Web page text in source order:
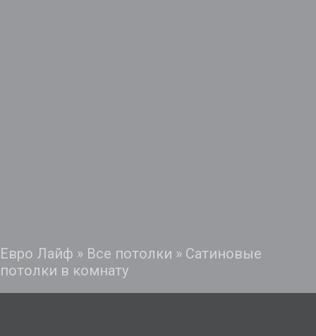
Евро Лайф » Все потолки » Сатиновые
потолки в комнату